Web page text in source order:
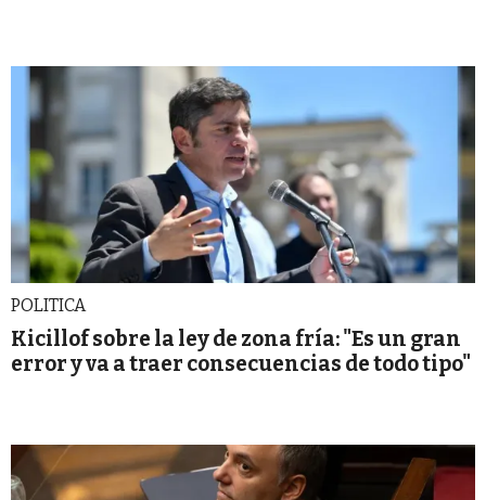
POLITICA
Kicillof sobre la ley de zona fría: "Es un gran
error y va a traer consecuencias de todo tipo"